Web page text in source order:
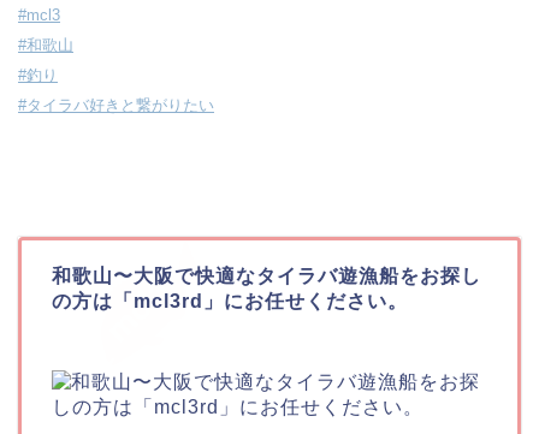
#mcl3
#和歌山
#釣り
#タイラバ好きと繋がりたい
和歌山〜大阪で快適なタイラバ遊漁船をお探し
の方は「mcl3rd」にお任せください。